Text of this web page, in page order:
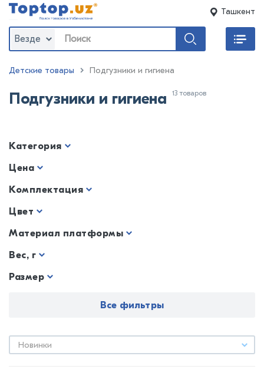
Ташкент
Везде
Детские товары Подгузники и гигиена
Подгузники и гигиена 13 товаров
Категория
Цена
Комплектация
Цвет
Материал платформы
Вес, г
Размер
Все фильтры
Новинки